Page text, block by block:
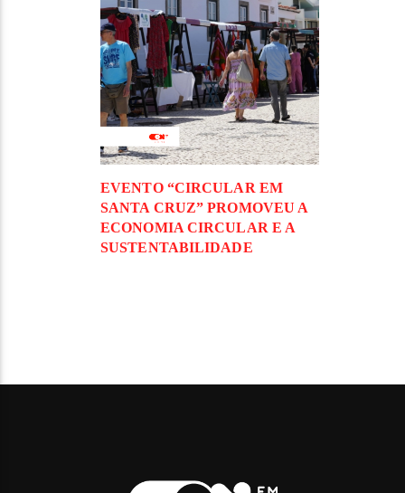
EVENTO “CIRCULAR EM
SANTA CRUZ” PROMOVEU A
ECONOMIA CIRCULAR E A
SUSTENTABILIDADE